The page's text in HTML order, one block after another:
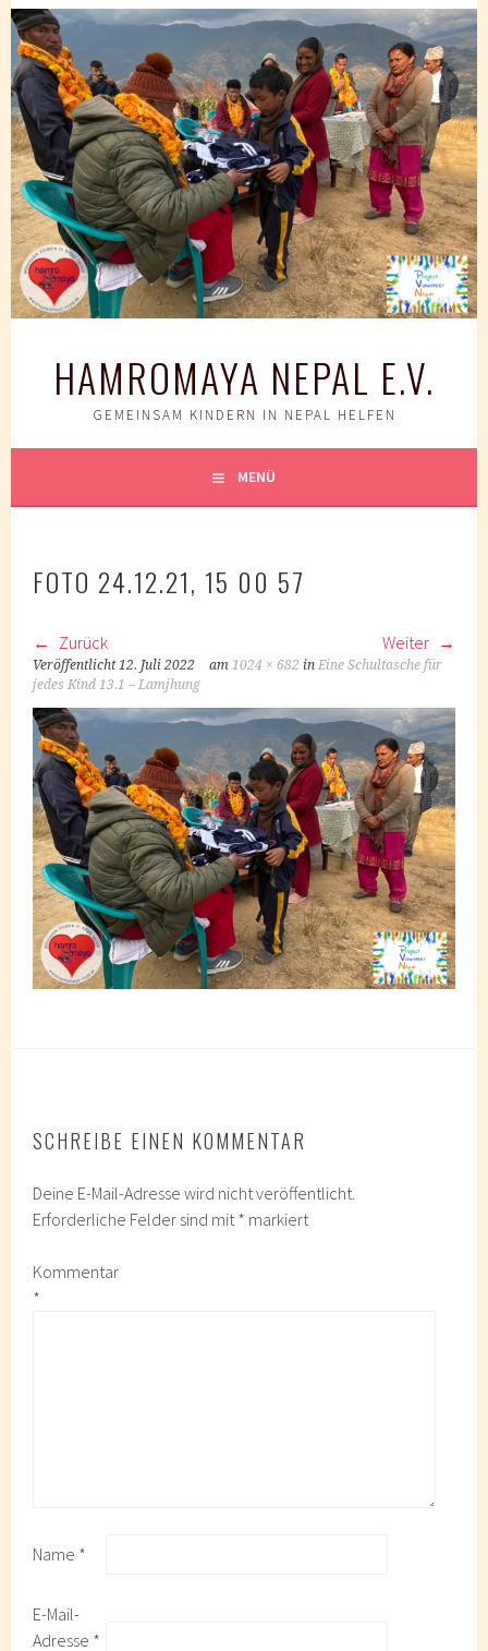
Springe
zum
Inhalt
HAMROMAYA NEPAL E.V.
GEMEINSAM KINDERN IN NEPAL HELFEN
MENÜ
FOTO 24.12.21, 15 00 57
Zurück Weiter
Veröffentlicht12. Juli 2022 am1024 × 682 inEine Schultasche für
jedes Kind 13.1 – Lamjhung
SCHREIBE EINEN KOMMENTAR
Deine E-Mail-Adresse wird nicht veröffentlicht.
Erforderliche Felder sind mit * markiert
Kommentar
*
Name *
E-Mail-
Adresse *